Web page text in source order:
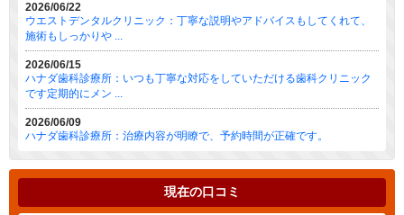
2026/06/22
ウエストデンタルクリニック：丁寧な説明やアドバイスもしてくれて、
施術もしっかりや ...
2026/06/15
ハナダ歯科診療所：いつも丁寧な対応をしていただける歯科クリニック
です定期的にメン ...
2026/06/09
ハナダ歯科診療所：治療内容が明瞭で、予約時間が正確です。
現在の口コミ